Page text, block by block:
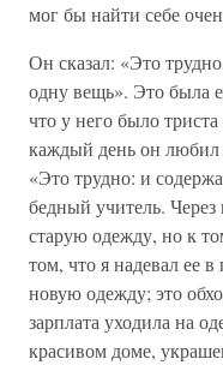
мог бы найти себе
Он сказал: «Это
одну вещь». Это была
что у него было
каждый день он любил
«Это трудно: и
бедный учитель. Через
старую одежду, но к
том, что я надевал ее
новую одежду; это
зарплата уходила на
красивом доме,